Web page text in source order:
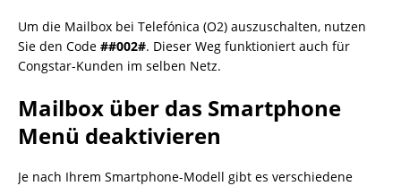
Um die Mailbox bei Telefónica (O2) auszuschalten, nutzen
Sie den Code ##002#. Dieser Weg funktioniert auch für
Congstar-Kunden im selben Netz.
Mailbox über das Smartphone
Menü deaktivieren
Je nach Ihrem Smartphone-Modell gibt es verschiedene